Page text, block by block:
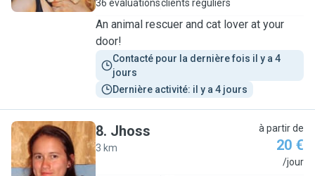
36 évaluationsclients réguliers
An animal rescuer and cat lover at your
door!
Contacté pour la dernière fois il y a 4
jours
Dernière activité: il y a 4 jours
J
8. Jhoss
3 km
à partir de
20 €
/jour